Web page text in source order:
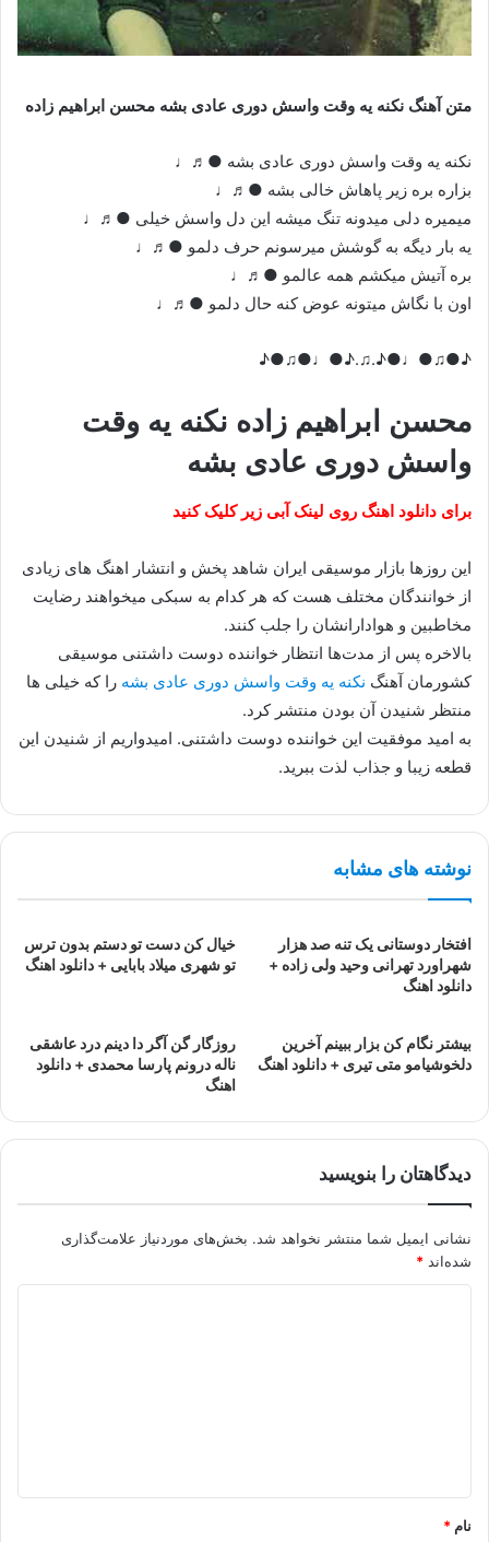
متن آهنگ نکنه یه وقت واسش دوری عادی بشه محسن ابراهیم زاده
نکنه یه وقت واسش دوری عادی بشه ●♬♩
بزاره بره زیر پاهاش خالی بشه ●♬♩
میمیره دلی میدونه تنگ میشه این دل واسش خیلی ●♬♩
یه بار دیگه به گوشش میرسونم حرف دلمو ●♬♩
بره آتیش میکشم همه عالمو ●♬♩
اون با نگاش میتونه عوض کنه حال دلمو ●♬♩
♪●♫●♩●♪.♫.♪●♩●♫●♪
محسن ابراهیم زاده نکنه یه وقت
واسش دوری عادی بشه
برای دانلود اهنگ روی لینک آبی زیر کلیک کنید
این روزها بازار موسیقی ایران شاهد پخش و انتشار اهنگ های زیادی
از خوانندگان مختلف هست که هر کدام به سبکی میخواهند رضایت
مخاطبین و هوادارانشان را جلب کنند.
بالاخره پس از مدت‌ها انتظار خواننده دوست داشتنی موسیقی
کشورمان آهنگ نکنه یه وقت واسش دوری عادی بشه را که خیلی ها
منتظر شنیدن آن بودن منتشر کرد.
به امید موفقیت این خواننده دوست داشتنی. امیدواریم از شنیدن این
قطعه زیبا و جذاب لذت ببرید.
نوشته های مشابه
افتخار دوستانی یک تنه صد هزار
شهراورد تهرانی وحید ولی زاده +
دانلود اهنگ
خیال کن دست تو دستم بدون ترس
تو شهری میلاد بابایی + دانلود اهنگ
بیشتر نگام کن بزار ببینم آخرین
دلخوشیامو متی تیری + دانلود اهنگ
روزگار گن آگر دا دینم درد عاشقی
ناله درونم پارسا محمدی + دانلود
اهنگ
دیدگاهتان را بنویسید
نشانی ایمیل شما منتشر نخواهد شد. بخش‌های موردنیاز علامت‌گذاری
شده‌اند *
*
نام *